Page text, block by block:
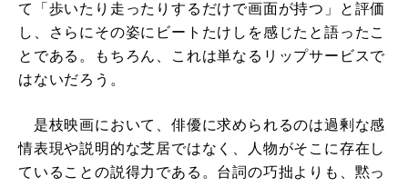
て「歩いたり走ったりするだけで画面が持つ」と評価
し、さらにその姿にビートたけしを感じたと語ったこ
とである。もちろん、これは単なるリップサービスで
はないだろう。
是枝映画において、俳優に求められるのは過剰な感
情表現や説明的な芝居ではなく、人物がそこに存在し
ていることの説得力である。台詞の巧拙よりも、黙っ